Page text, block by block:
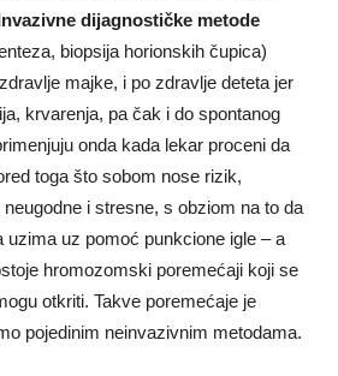
dijagnostičke metode
biopsija horionskih čupica)
majke, i po zdravlje deteta jer
krvarenja, pa čak i do spontanog
onda kada lekar proceni da
toga što sobom nose rizik,
i stresne, s obziom na to da
uzima uz pomoć punkcione igle – a
hromozomski poremećaji koji se
otkriti. Takve poremećaje je
pojedinim neinvazivnim metodama.